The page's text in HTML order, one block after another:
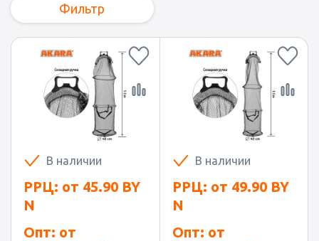
Фильтр
В наличии
РРЦ: от 45.90 BY
N
Опт: от
В наличии
РРЦ: от 49.90 BY
N
Опт: от